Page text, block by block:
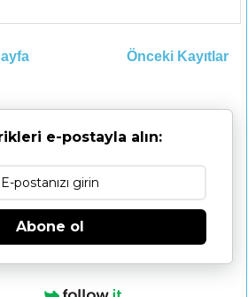
Önceki Kayıtlar
e-postayla alın:
Abone ol